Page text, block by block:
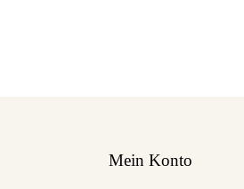
Mein Konto